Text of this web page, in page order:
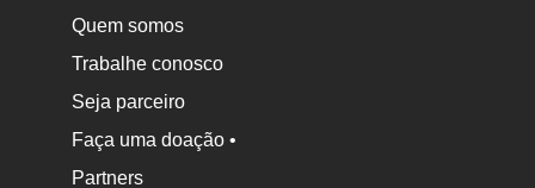
Quem somos
Trabalhe conosco
Seja parceiro
Faça uma doação •
Partners